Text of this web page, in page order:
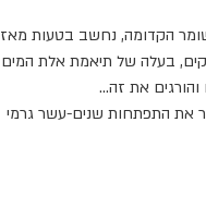
הקדומה, נחשב בטעות מאז
בעלה של תיאמת אלת המים
את זה...
את התפתחות שנים-עשר גרמי